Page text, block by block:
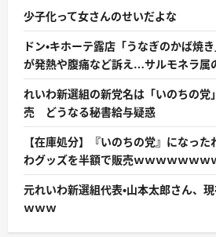
少子化って女さんのせいだよな
ドン・キホーテ露店「うなぎのかば焼
が発熱や腹痛など訴え…サルモネラ属
れいわ新選組の新党名は「いのちの
売 どうなる秘書給与疑惑
【在庫処分】『いのちの党』になっ
わグッズを半額で販売ｗｗｗｗｗｗｗ
元れいわ新選組代表・山本太郎さん、
ｗｗｗ